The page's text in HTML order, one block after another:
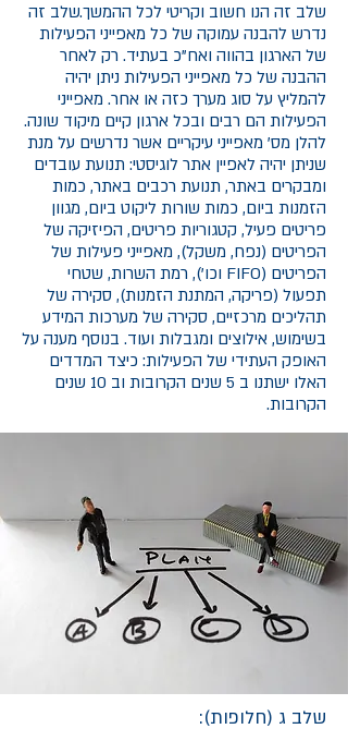
שלב זה הנו חשוב וקריטי לכל ההמשך.שלב זה
נדרש להבנה עמוקה של כל מאפייני הפעילות
של הארגון בהווה ואח"כ בעתיד. רק לאחר
ההבנה של כל מאפייני הפעילות ניתן יהיה
להמליץ על סוג מערך כזה או אחר. מאפייני
הפעילות הם רבים ובכל ארגון קיים מיקוד שונה.
להלן מס' מאפייני עיקריים אשר נדרשים על מנת
שניתן יהיה לאפיין אתר לוגיסטי: תנועת עובדים
ומבקרים באתר, תנועת רכבים באתר, כמות
הזמנות ביום, כמות שורות ליקוט ביום, מגוון
פריטים פעיל, קטגוריות פריטים, הפיזיקה של
הפריטים (נפח, משקל), מאפייני פעילות של
הפריטים (FIFO וכו'), רמת השרות, שטחי
תפעול (פריקה, המתנת הזמנות), סקירה של
תהליכים מרכזיים, סקירה של מערכות המידע
בשימוש, אילוצים ומגבלות ועוד. בנוסף מענה על
האופק העתידי של הפעילות: כיצד המדדים
האלו ישתנו ב 5 שנים הקרובות וב 10 שנים
הקרובות.
שלב ג (חלופות):